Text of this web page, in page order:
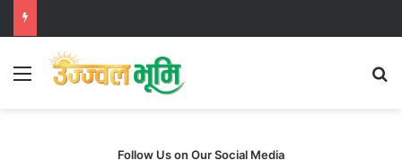
Menu
Follow Us on Our Social Media